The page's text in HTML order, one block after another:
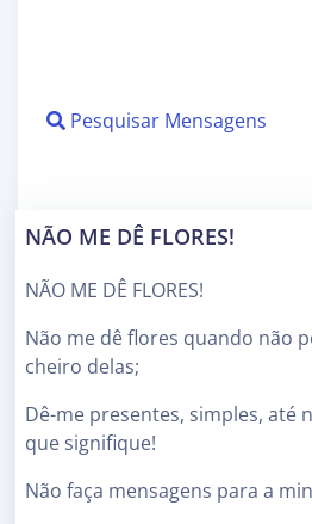
Pesquisar Mensagens
NÃO ME DÊ FLORES!
NÃO ME DÊ FLORES!
Não me dê flores quando não
cheiro delas;
Dê-me presentes, simples, até
que signifique!
Não faça mensagens para a